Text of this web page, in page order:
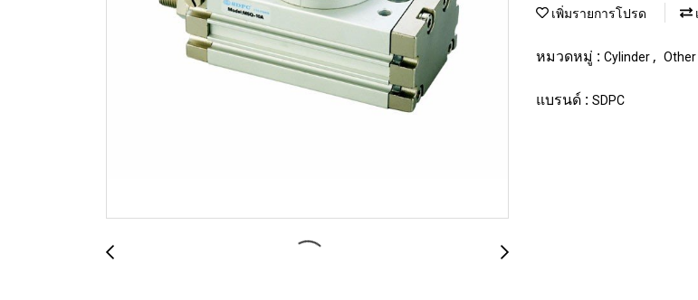
เพิ่มรายการโปรด
หมวดหมู่ : Cylinder , Other
แบรนด์ : SDPC